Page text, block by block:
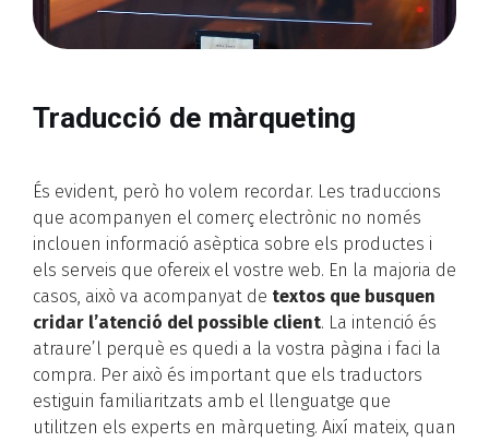
Traducció de màrqueting
És evident, però ho volem recordar. Les traduccions
que acompanyen el comerç electrònic no només
inclouen informació asèptica sobre els productes i
els serveis que ofereix el vostre web. En la majoria de
casos, això va acompanyat de textos que busquen
cridar l’atenció del possible client. La intenció és
atraure’l perquè es quedi a la vostra pàgina i faci la
compra. Per això és important que els traductors
estiguin familiaritzats amb el llenguatge que
utilitzen els experts en màrqueting. Així mateix, quan